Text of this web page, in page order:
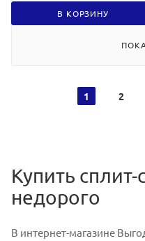
В КОРЗИНУ
1 2
Купить сплит-
недорого
В интернет-магазине